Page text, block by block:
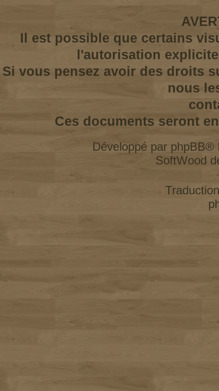
Il est possible que certains
l'autorisation
Si vous pensez avoir des droits
nous
Ces documents seront
Développé par phpBB®
SoftWood